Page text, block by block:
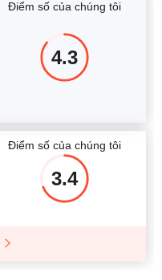
Điểm số của chúng tôi
4.3
Điểm số của chúng tôi
3.4